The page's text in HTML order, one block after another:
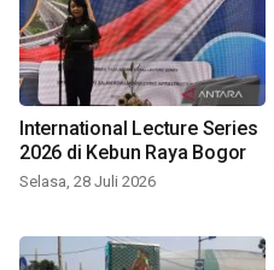
International Lecture Series
2026 di Kebun Raya Bogor
Selasa, 28 Juli 2026